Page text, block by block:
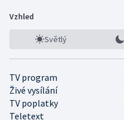
Vzhled
Světlý
TV program
Živé vysílání
TV poplatky
Teletext